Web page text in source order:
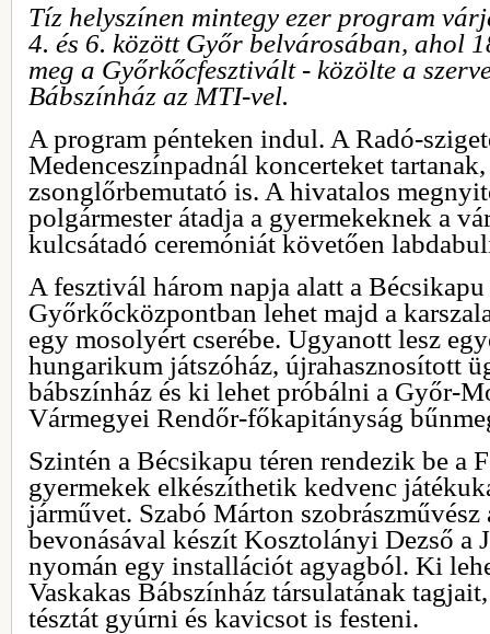
Tíz helyszínen mintegy ezer program
4. és 6. között Győr belvárosában, ahol
meg a Győrkőcfesztivált - közölte a
Bábszínház az MTI-vel.
A program pénteken indul. A Radó-
Medenceszínpadnál koncerteket tartanak,
zsonglőrbemutató is. A hivatalos
polgármester átadja a gyermekeknek a
kulcsátadó ceremóniát követően
A fesztivál három napja alatt a Bécsikapu
Győrkőcközpontban lehet majd a
egy mosolyért cserébe. Ugyanott lesz
hungarikum játszóház, újrahasznosított
bábszínház és ki lehet próbálni a Győr-
Vármegyei Rendőr-főkapitányság
Szintén a Bécsikapu téren rendezik be a
gyermekek elkészíthetik kedvenc
járművet. Szabó Márton szobrászművész
bevonásával készít Kosztolányi Dezső a
nyomán egy installációt agyagból. Ki
Vaskakas Bábszínház társulatának
tésztát gyúrni és kavicsot is festeni.